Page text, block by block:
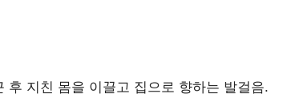
지친 몸을 이끌고 집으로 향하는 발걸음.